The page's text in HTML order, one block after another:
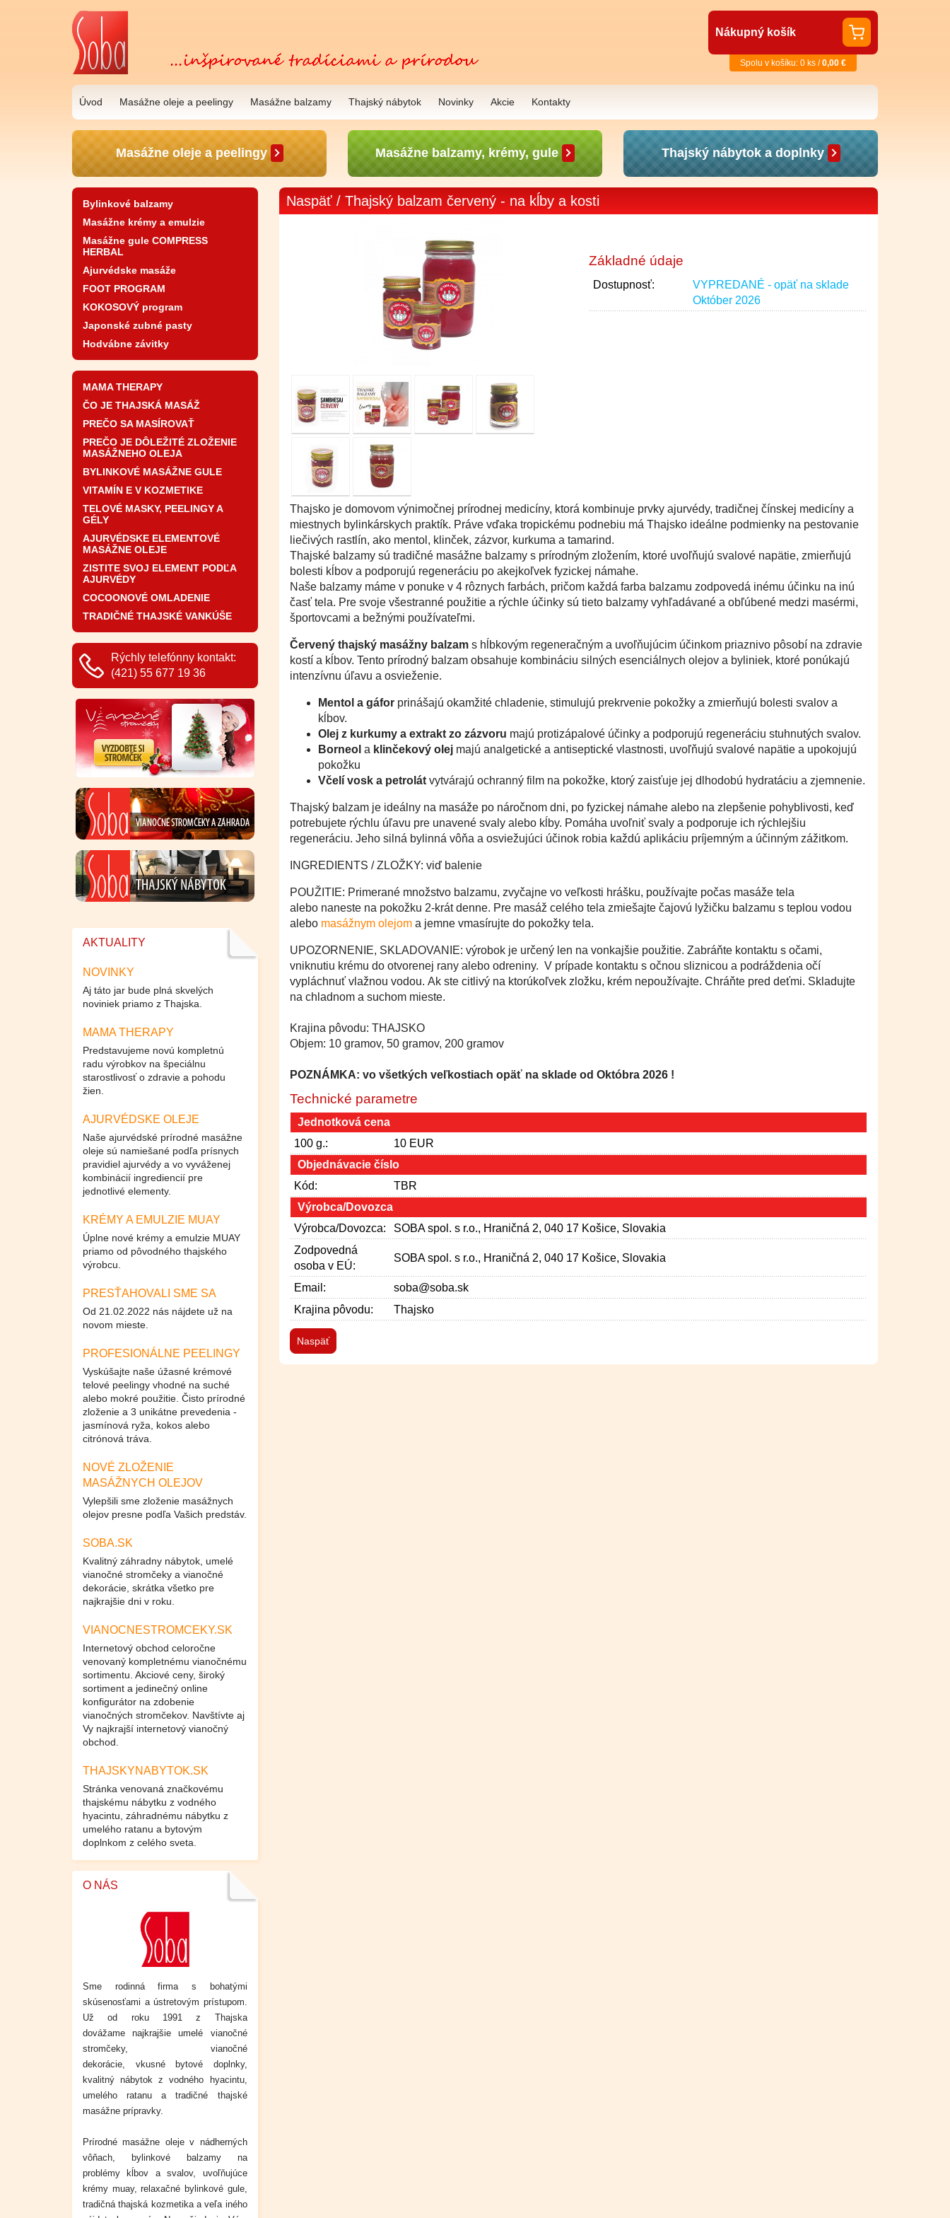
Nákupný košík
Spolu v košíku: 0 ks /0,00 €
Úvod Masážne oleje a peelingy Masážne balzamy Thajský nábytok Novinky Akcie Kontakty
Masážne oleje a peelingy Masážne balzamy, krémy, gule Thajský nábytok a doplnky
Naspäť/ Thajský balzam červený - na kĺby a kosti
Základné údaje
Dostupnosť:
VYPREDANÉ - opäť na sklade
Október 2026
Thajsko je domovom výnimočnej prírodnej medicíny, ktorá kombinuje prvky ajurvédy, tradičnej čínskej medicíny a
miestnych bylinkárskych praktík. Práve vďaka tropickému podnebiu má Thajsko ideálne podmienky na pestovanie
liečivých rastlín, ako mentol, klinček, zázvor, kurkuma a tamarind.
Thajské balzamy sú tradičné masážne balzamy s prírodným zložením, ktoré uvoľňujú svalové napätie, zmierňujú
bolesti kĺbov a podporujú regeneráciu po akejkoľvek fyzickej námahe.
Naše balzamy máme v ponuke v 4 rôznych farbách, pričom každá farba balzamu zodpovedá inému účinku na inú
časť tela. Pre svoje všestranné použitie a rýchle účinky sú tieto balzamy vyhľadávané a obľúbené medzi masérmi,
športovcami a bežnými používateľmi.
Červený thajský masážny balzams hĺbkovým regeneračným a uvoľňujúcim účinkom priaznivo pôsobí na zdravie
kostí a kĺbov. Tento prírodný balzam obsahuje kombináciu silných esenciálnych olejov a byliniek, ktoré ponúkajú
intenzívnu úľavu a osvieženie.
Mentol a gáforprinášajú okamžité chladenie, stimulujú prekrvenie pokožky a zmierňujú bolesti svalov a
kĺbov.
Olej z kurkumy a extrakt zo zázvoru majú protizápalové účinky a podporujú regeneráciu stuhnutých svalov.
Borneol a klinčekový olejmajú analgetické a antiseptické vlastnosti, uvoľňujú svalové napätie a upokojujú
pokožku
Včelí vosk a petrolátvytvárajú ochranný film na pokožke, ktorý zaisťuje jej dlhodobú hydratáciu a zjemnenie.
Thajský balzam je ideálny na masáže po náročnom dni, po fyzickej námahe alebo na zlepšenie pohyblivosti, keď
potrebujete rýchlu úľavu pre unavené svaly alebo kĺby. Pomáha uvoľniť svaly a podporuje ich rýchlejšiu
regeneráciu. Jeho silná bylinná vôňa a osviežujúci účinok robia každú aplikáciu príjemným a účinným zážitkom.
INGREDIENTS / ZLOŽKY: viď balenie
POUŽITIE: Primerané množstvo balzamu, zvyčajne vo veľkosti hrášku, používajte počas masáže tela
alebo naneste na pokožku 2-krát denne. Pre masáž celého tela zmiešajte čajovú lyžičku balzamu s teplou vodou
alebo masážnym olejoma jemne vmasírujte do pokožky tela.
UPOZORNENIE, SKLADOVANIE: výrobok je určený len na vonkajšie použitie. Zabráňte kontaktu s očami,
vniknutiu krému do otvorenej rany alebo odreniny. V prípade kontaktu s očnou sliznicou a podráždenia očí
vypláchnuť vlažnou vodou. Ak ste citlivý na ktorúkoľvek zložku, krém nepoužívajte. Chráňte pred deťmi. Skladujte
na chladnom a suchom mieste.
Krajina pôvodu: THAJSKO
Objem: 10 gramov, 50 gramov, 200 gramov
POZNÁMKA: vo všetkých veľkostiach opäť na sklade od Októbra 2026 !
Technické parametre
Jednotková cena
100 g.:
10 EUR
Objednávacie číslo
Kód:
TBR
Výrobca/Dovozca
Výrobca/Dovozca:
SOBA spol. s r.o., Hraničná 2, 040 17 Košice, Slovakia
Zodpovedná
osoba v EÚ:
SOBA spol. s r.o., Hraničná 2, 040 17 Košice, Slovakia
Email:
soba@soba.sk
Krajina pôvodu:
Thajsko
Naspäť
Bylinkové balzamy
Masážne krémy a emulzie
Masážne gule COMPRESS
HERBAL
Ajurvédske masáže
FOOT PROGRAM
KOKOSOVÝ program
Japonské zubné pasty
Hodvábne závitky
MAMA THERAPY
ČO JE THAJSKÁ MASÁŽ
PREČO SA MASÍROVAŤ
PREČO JE DÔLEŽITÉ ZLOŽENIE
MASÁŽNEHO OLEJA
BYLINKOVÉ MASÁŽNE GULE
VITAMÍN E V KOZMETIKE
TELOVÉ MASKY, PEELINGY A
GÉLY
AJURVÉDSKE ELEMENTOVÉ
MASÁŽNE OLEJE
ZISTITE SVOJ ELEMENT PODĽA
AJURVÉDY
COCOONOVÉ OMLADENIE
TRADIČNÉ THAJSKÉ VANKÚŠE
Rýchly telefónny kontakt:
(421) 55 677 19 36
AKTUALITY
NOVINKY
Aj táto jar bude plná skvelých
noviniek priamo z Thajska.
MAMA THERAPY
Predstavujeme novú kompletnú
radu výrobkov na špeciálnu
starostlivosť o zdravie a pohodu
žien.
AJURVÉDSKE OLEJE
Naše ajurvédské prírodné masážne
oleje sú namiešané podľa prísnych
pravidiel ajurvédy a vo vyváženej
kombinácií ingrediencií pre
jednotlivé elementy.
KRÉMY A EMULZIE MUAY
Úplne nové krémy a emulzie MUAY
priamo od pôvodného thajského
výrobcu.
PRESŤAHOVALI SME SA
Od 21.02.2022 nás nájdete už na
novom mieste.
PROFESIONÁLNE PEELINGY
Vyskúšajte naše úžasné krémové
telové peelingy vhodné na suché
alebo mokré použitie. Čisto prírodné
zloženie a 3 unikátne prevedenia -
jasmínová ryža, kokos alebo
citrónová tráva.
NOVÉ ZLOŽENIE
MASÁŽNYCH OLEJOV
Vylepšili sme zloženie masážnych
olejov presne podľa Vašich predstáv.
SOBA.SK
Kvalitný záhradny nábytok, umelé
vianočné stromčeky a vianočné
dekorácie, skrátka všetko pre
najkrajšie dni v roku.
VIANOCNESTROMCEKY.SK
Internetový obchod celoročne
venovaný kompletnému vianočnému
sortimentu. Akciové ceny, široký
sortiment a jedinečný online
konfigurátor na zdobenie
vianočných stromčekov. Navštívte aj
Vy najkrajší internetový vianočný
obchod.
THAJSKYNABYTOK.SK
Stránka venovaná značkovému
thajskému nábytku z vodného
hyacintu, záhradnému nábytku z
umelého ratanu a bytovým
doplnkom z celého sveta.
O NÁS
Sme rodinná firma s bohatými
skúsenosťami a ústretovým prístupom.
Už od roku 1991 z Thajska
dovážamenajkrajšie umelé vianočné
stromčeky, vianočné
dekorácie, vkusné
bytové doplnky,
kvalitný nábytok z vodného hyacintu,
umelého ratanu a tradičné thajské
masážne prípravky.
Prírodné masážne oleje v nádherných
vôňach, bylinkové balzamy na
problémy kĺbov a svalov, uvoľňujúce
krémy muay, relaxačné bylinkové gule,
tradičná thajská kozmetika a veľa iného